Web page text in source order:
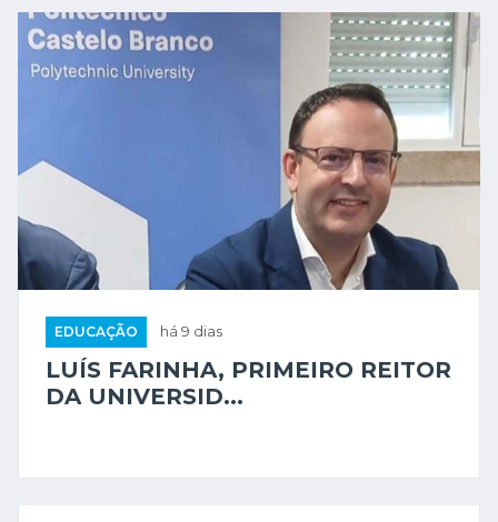
EDUCAÇÃO há 9 dias
LUÍS FARINHA, PRIMEIRO REITOR
DA UNIVERSID...